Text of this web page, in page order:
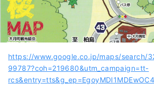
https://www.google.co.jp/maps/search/
99787?coh=219680&utm_campaign=tt-